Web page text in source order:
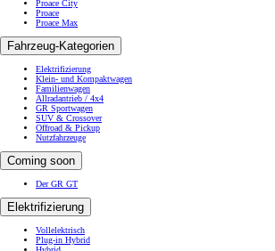
Proace City
Proace
Proace Max
Fahrzeug-Kategorien
Elektrifizierung
Klein- und Kompaktwagen
Familienwagen
Allradantrieb / 4x4
GR Sportwagen
SUV & Crossover
Offroad & Pickup
Nutzfahrzeuge
Coming soon
Der GR GT
Elektrifizierung
Vollelektrisch
Plug-in Hybrid